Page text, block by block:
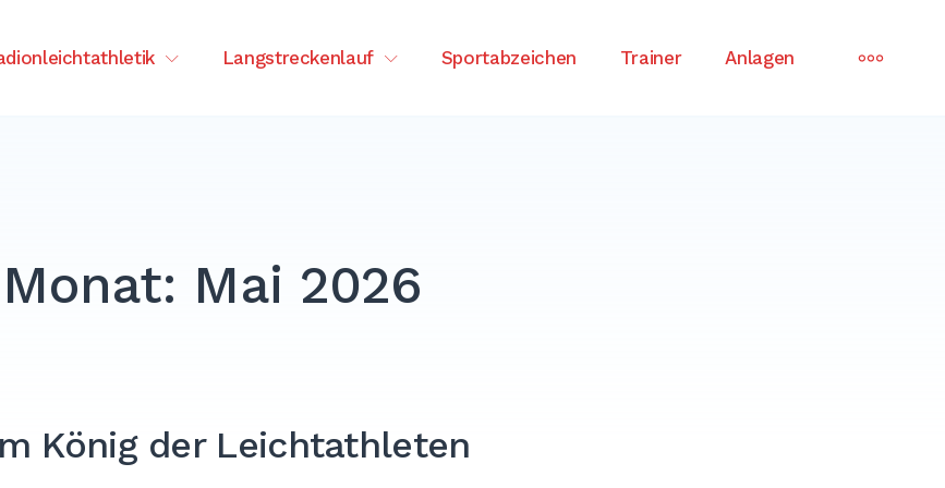
Langstreckenlauf Sportabzeichen Trainer Anlagen MORE
Monat: Mai 2026
König der Leichtathleten